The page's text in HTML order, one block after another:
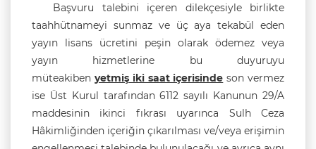
Başvuru talebini içeren dilekçesiyle birlikte
taahhütnameyi sunmaz ve üç aya tekabül eden
yayın lisans ücretini peşin olarak ödemez veya
yayın hizmetlerine bu duyuruyu
müteakiben yetmiş iki saat içerisinde son vermez
ise Üst Kurul tarafından 6112 sayılı Kanunun 29/A
maddesinin ikinci fıkrası uyarınca Sulh Ceza
Hâkimliğinden içeriğin çıkarılması ve/veya erişimin